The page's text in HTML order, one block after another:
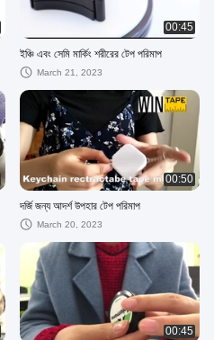
00:45
ইঞ্চি এবং সেমি মার্কিং শরীরের টেপ পরিমাপ
March 21, 2023
00:50
দর্জি জন্য আদর্শ উপহার টেপ পরিমাপ
March 20, 2023
00:45